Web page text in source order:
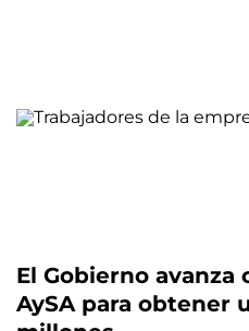
El Gobierno avanza
AySA para obtener